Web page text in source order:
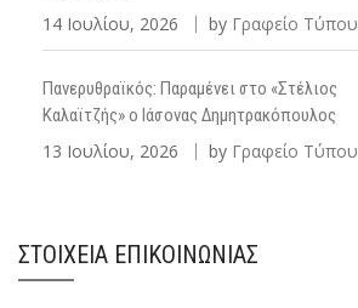
14 Ιουλίου, 2026 by Γραφείο Τύπου
Πανερυθραϊκός: Παραμένει στο «Στέλιος
Καλαϊτζής» ο Ιάσονας Δημητρακόπουλος
13 Ιουλίου, 2026 by Γραφείο Τύπου
ΣΤΟΙΧΕΊΑ ΕΠΙΚΟΙΝΩΝΊΑΣ